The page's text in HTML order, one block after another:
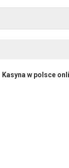
Kasyna w polsce